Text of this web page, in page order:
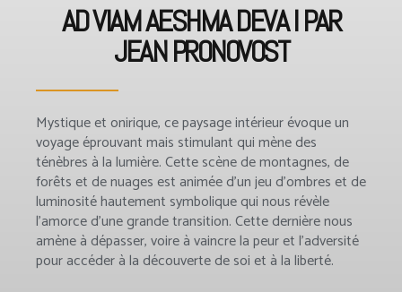
AD VIAM AESHMA DEVA I PAR
JEAN PRONOVOST
Mystique et onirique, ce paysage intérieur évoque un
voyage éprouvant mais stimulant qui mène des
ténèbres à la lumière. Cette scène de montagnes, de
forêts et de nuages est animée d’un jeu d’ombres et de
luminosité hautement symbolique qui nous révèle
l’amorce d’une grande transition. Cette dernière nous
amène à dépasser, voire à vaincre la peur et l’adversité
pour accéder à la découverte de soi et à la liberté.